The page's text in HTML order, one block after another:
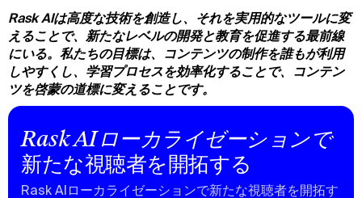
Rask AIは高度な技術を創造し、それを実用的なツールに変
えることで、新たなレベルの開発と教育を促進する最前線
にいる。私たちの目標は、コンテンツの制作を誰もが利用
しやすくし、学習プロセスを効率化することで、コンテン
ツを啓蒙の道標に変えることです。
Rask AIローカライゼーションで
新たな視聴者を開拓する
Rask AIローカライゼーションで新たな視聴者を開拓す